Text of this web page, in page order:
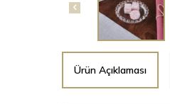
Ürün Açıklaması